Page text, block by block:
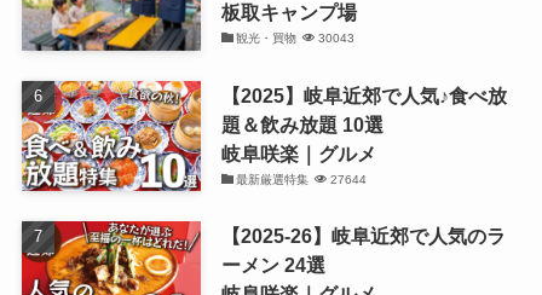
板取キャンプ場
観光・買物 30043
【2025】岐阜近郊で人気♪食べ放
題＆飲み放題 10選
岐阜咲楽｜グルメ
最新厳選特集 27644
【2025-26】岐阜近郊で人気のラ
ーメン 24選